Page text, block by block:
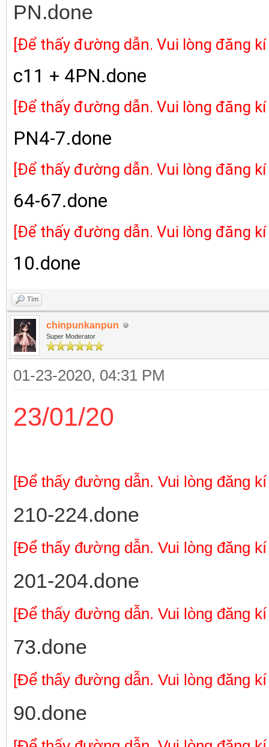
PN.done
[Để thấy đường dẫn. Vui lòng đăng
c11 + 4PN.done
[Để thấy đường dẫn. Vui lòng đăng
PN4-7.done
[Để thấy đường dẫn. Vui lòng đăng
64-67.done
[Để thấy đường dẫn. Vui lòng đăng
10.done
Tìm
chinpunkanpun
Super Moderator
01-23-2020, 04:31 PM
23/01/20
[Để thấy đường dẫn. Vui lòng đăng
210-224.done
[Để thấy đường dẫn. Vui lòng đăng
201-204.done
[Để thấy đường dẫn. Vui lòng đăng
73.done
[Để thấy đường dẫn. Vui lòng đăng
90.done